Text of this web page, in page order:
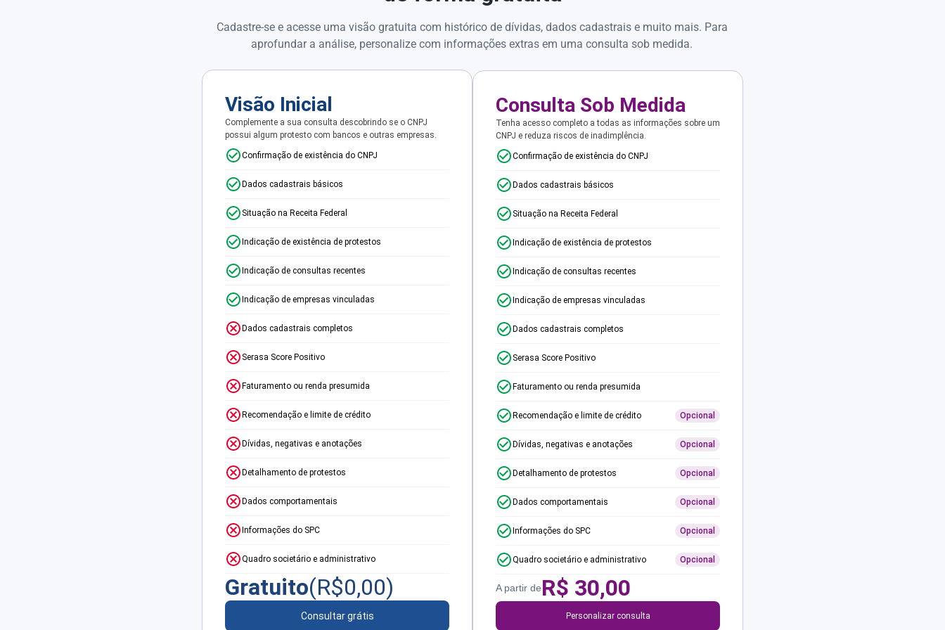
Cadastre-se e acesse uma visão gratuita com histórico de dívidas, dados cadastrais e muito mais. Para
aprofundar a análise, personalize com informações extras em uma consulta sob medida.
Visão Inicial
Complemente a sua consulta descobrindo se o CNPJ
possui algum protesto com bancos e outras empresas.
Confirmação de existência do CNPJ
Dados cadastrais básicos
Situação na Receita Federal
Indicação de existência de protestos
Indicação de consultas recentes
Indicação de empresas vinculadas
Dados cadastrais completos
Serasa Score Positivo
Faturamento ou renda presumida
Recomendação e limite de crédito
Dívidas, negativas e anotações
Detalhamento de protestos
Dados comportamentais
Informações do SPC
Quadro societário e administrativo
Gratuito(R$0,00)
Consultar grátis
Consulta Sob Medida
Tenha acesso completo a todas as informações sobre um
CNPJ e reduza riscos de inadimplência.
Confirmação de existência do CNPJ
Dados cadastrais básicos
Situação na Receita Federal
Indicação de existência de protestos
Indicação de consultas recentes
Indicação de empresas vinculadas
Dados cadastrais completos
Serasa Score Positivo
Faturamento ou renda presumida
Recomendação e limite de crédito Opcional
Dívidas, negativas e anotações Opcional
Detalhamento de protestos Opcional
Dados comportamentais Opcional
Informações do SPC Opcional
Quadro societário e administrativo Opcional
A partir deR$ 30,00
Personalizar consulta